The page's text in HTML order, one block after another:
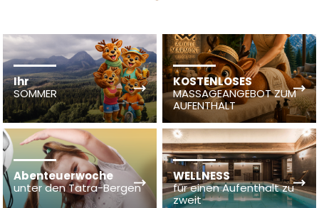
Ihr
SOMMER
KOSTENLOSES
MASSAGEANGEBOT ZUM
AUFENTHALT
Abenteuerwoche
unter den Tatra-Bergen
WELLNESS
für einen Aufenthalt zu
zweit